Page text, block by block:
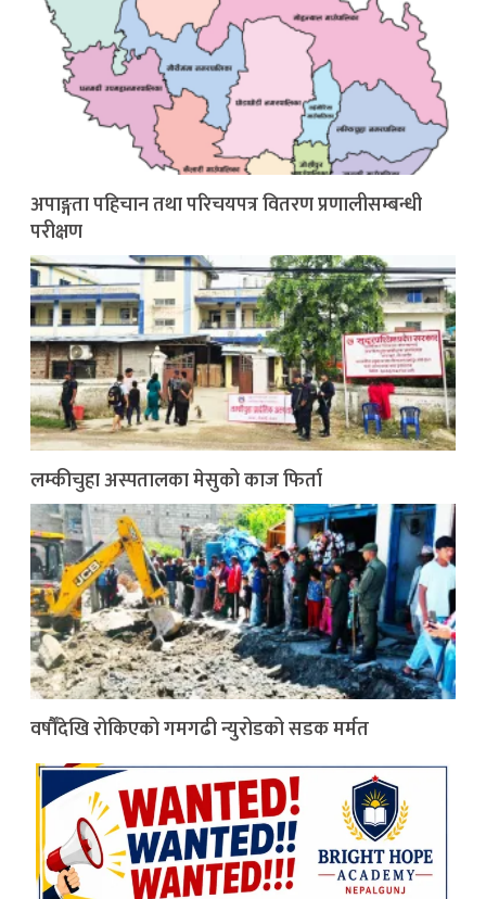
अपाङ्गता पहिचान तथा परिचयपत्र वितरण प्रणालीसम्बन्धी
परीक्षण
लम्कीचुहा अस्पतालका मेसुको काज फिर्ता
वर्षौँदेखि रोकिएको गमगढी न्युरोडको सडक मर्मत